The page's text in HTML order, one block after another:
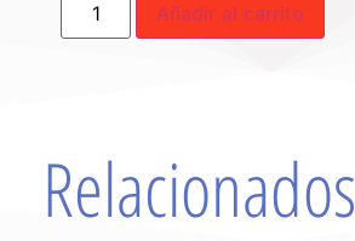
Añadir al carrito
Relacionados